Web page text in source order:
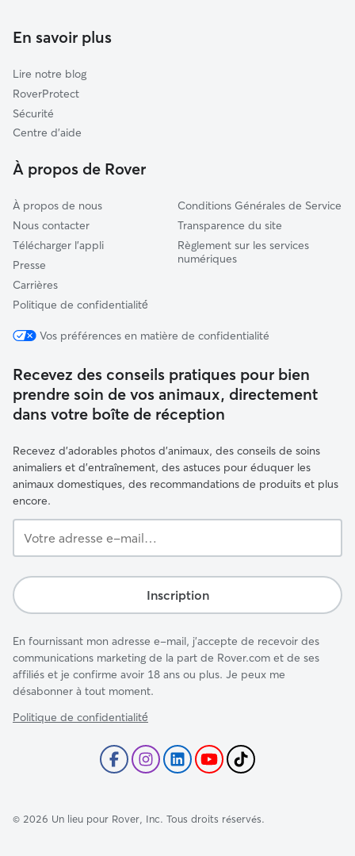
Estissac
Bar-sur-Seine
Aix-en-Othe
Brienon-sur-Armançon
Mailly-le-Camp
Garderie pour chien à Troyes
En savoir plus
Lire notre blog
RoverProtect
Sécurité
Centre d'aide
À propos de Rover
À propos de nous
Nous contacter
Télécharger l'appli
Presse
Carrières
Politique de confidentialité́
Conditions Générales de Service
Transparence du site
Règlement sur les services
numériques
Vos préférences en matière de confidentialité
Recevez des conseils pratiques pour bien
prendre soin de vos animaux, directement
dans votre boîte de réception
Recevez d'adorables photos d'animaux, des conseils de soins
animaliers et d'entraînement, des astuces pour éduquer les
animaux domestiques, des recommandations de produits et plus
encore.
adresse
mail…
Inscription
En fournissant mon adresse e-mail, j'accepte de recevoir des
communications marketing de la part de Rover.com et de ses
affiliés et je confirme avoir 18 ans ou plus. Je peux me
désabonner à tout moment.
Politique de confidentialité́
© 2026 Un lieu pour Rover, Inc. Tous droits réservés.